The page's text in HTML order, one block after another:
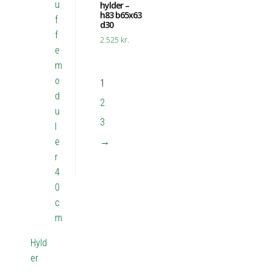
hylder –
h83 b65x63
d30
2.525 kr.
1
2
3
→
u
f
f
e
m
o
d
u
l
e
r
4
0
c
m
Hyld
er